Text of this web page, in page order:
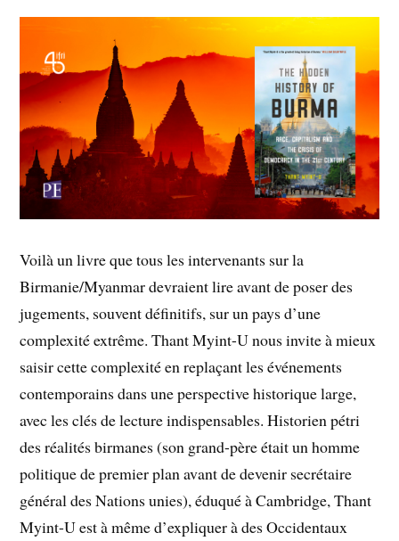
Voilà un livre que tous les intervenants sur la
Birmanie/Myanmar devraient lire avant de poser des
jugements, souvent définitifs, sur un pays d’une
complexité extrême. Thant Myint-U nous invite à mieux
saisir cette complexité en replaçant les événements
contemporains dans une perspective historique large,
avec les clés de lecture indispensables. Historien pétri
des réalités birmanes (son grand-père était un homme
politique de premier plan avant de devenir secrétaire
général des Nations unies), éduqué à Cambridge, Thant
Myint-U est à même d’expliquer à des Occidentaux